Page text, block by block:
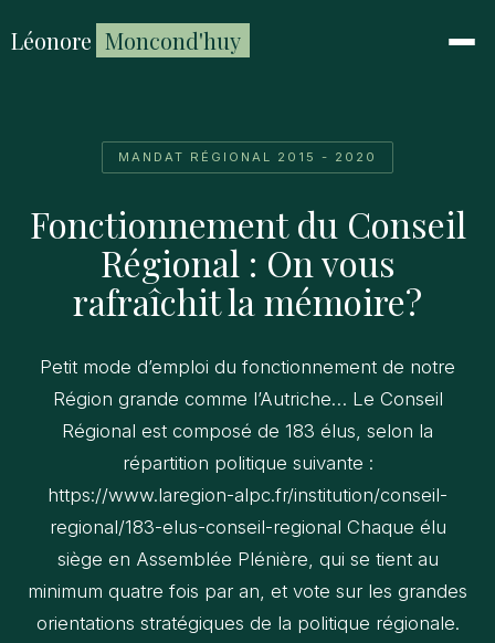
Léonore Moncond'huy
MANDAT RÉGIONAL 2015 - 2020
Fonctionnement du Conseil
Régional : On vous
rafraîchit la mémoire?
Petit mode d’emploi du fonctionnement de notre
Région grande comme l’Autriche… Le Conseil
Régional est composé de 183 élus, selon la
répartition politique suivante :
https://www.laregion-alpc.fr/institution/conseil-
regional/183-elus-conseil-regional Chaque élu
siège en Assemblée Plénière, qui se tient au
minimum quatre fois par an, et vote sur les grandes
orientations stratégiques de la politique régionale.